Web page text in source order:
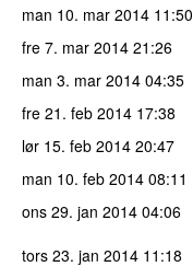
man 10. mar 2014 11:50
fre 7. mar 2014 21:26
man 3. mar 2014 04:35
fre 21. feb 2014 17:38
lør 15. feb 2014 20:47
man 10. feb 2014 08:11
ons 29. jan 2014 04:06
tors 23. jan 2014 11:18